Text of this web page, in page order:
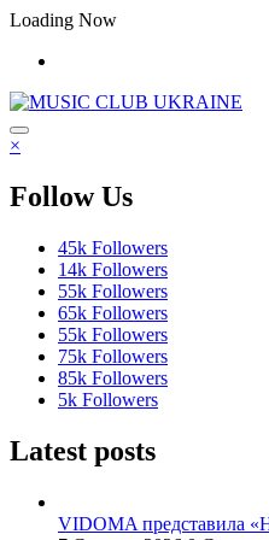
Перейти
контенту
Loading Now
×
Follow Us
45k Followers
14k Followers
55k Followers
65k Followers
55k Followers
75k Followers
85k Followers
5k Followers
Latest posts
VIDOMA представила